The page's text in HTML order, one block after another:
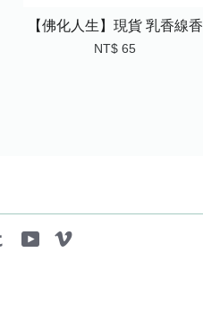
【佛化人生】現貨 乳香線香
NT$ 65
Tumblr YouTube